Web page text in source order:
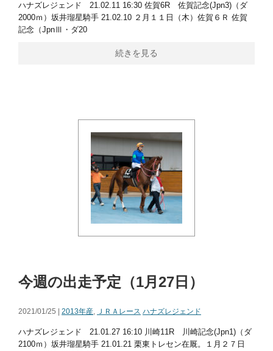
ハナズレジェンド 21.02.11 16:30 佐賀6R 佐賀記念(Jpn3)（ダ
2000ｍ）坂井瑠星騎手 21.02.10 ２月１１日（木）佐賀６Ｒ 佐賀
記念（JpnⅢ・ダ20
続きを見る
今週の出走予定（1月27日）
2021/01/25 | 2013年産, ＪＲＡレース ハナズレジェンド
ハナズレジェンド 21.01.27 16:10 川崎11R 川崎記念(Jpn1)（ダ
2100ｍ）坂井瑠星騎手 21.01.21 栗東トレセン在厩。１月２７日